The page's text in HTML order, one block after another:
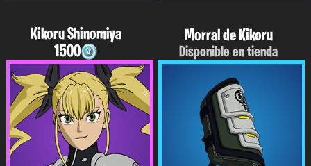
Kikoru Shinomiya
1500
Morral de Kikoru
Disponible en tienda